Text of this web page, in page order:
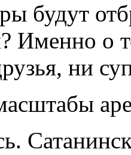
будут
Именно о
ни